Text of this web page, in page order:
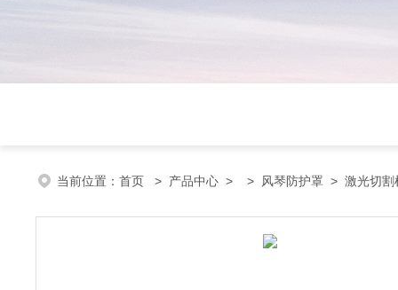
当前位置： 首页 > 产品中心 > > 风琴防护罩 > 激光切割